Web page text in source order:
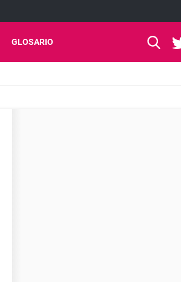
GLOSARIO